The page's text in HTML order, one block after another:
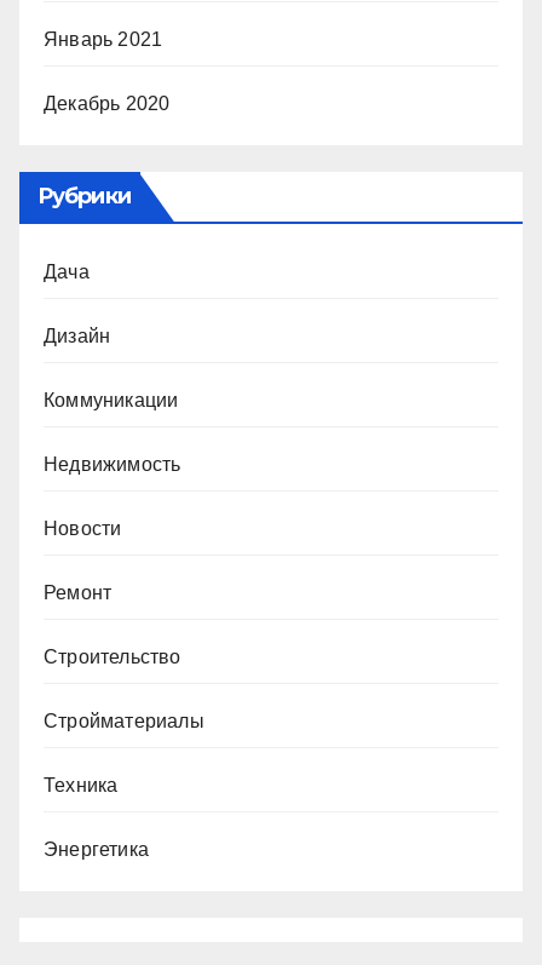
Январь 2021
Декабрь 2020
Рубрики
Дача
Дизайн
Коммуникации
Недвижимость
Новости
Ремонт
Строительство
Стройматериалы
Техника
Энергетика